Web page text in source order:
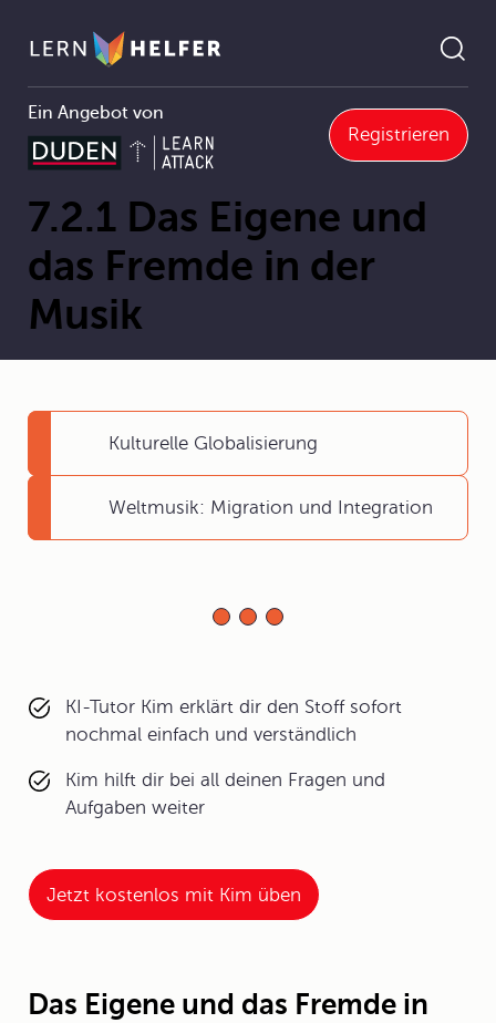
Ein Angebot von
Registrieren
Pfadnavigation
7.2.1 Das Eigene und das Fremde in der Musik
7.2.1 Das Eigene und
das Fremde in der
Musik
Kulturelle Globalisierung
Weltmusik: Migration und Integration
KI-Tutor Kim erklärt dir den Stoff sofort
nochmal einfach und verständlich
Kim hilft dir bei all deinen Fragen und
Aufgaben weiter
Jetzt kostenlos mit Kim üben
Das Eigene und das Fremde in